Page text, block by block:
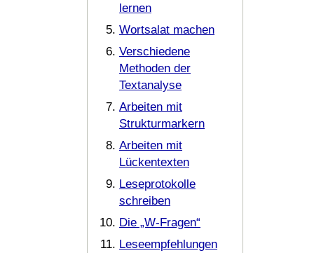
lernen
Wortsalat machen
Verschiedene
Methoden der
Textanalyse
Arbeiten mit
Strukturmarkern
Arbeiten mit
Lückentexten
Leseprotokolle
schreiben
Die „W-Fragen“
Leseempfehlungen